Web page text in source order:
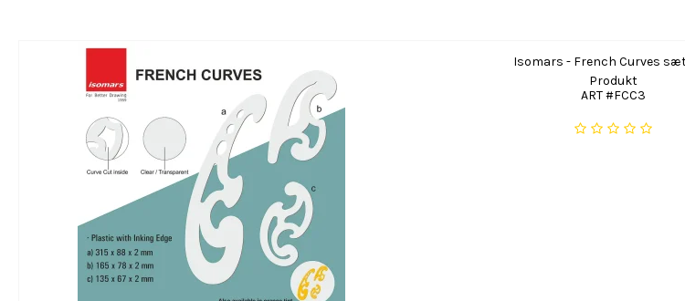
Isomars - French Curves
Produkt
ART #FCC3